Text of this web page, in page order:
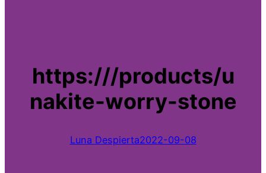
https:///products/u
nakite-worry-stone
Luna Despierta2022-09-08